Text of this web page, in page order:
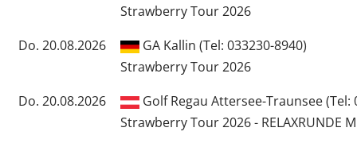
Strawberry Tour 2026
Do. 20.08.2026
GA Kallin (Tel: 033230-8940)
Strawberry Tour 2026
Do. 20.08.2026
Golf Regau Attersee-Traunsee (Tel:
Strawberry Tour 2026 - RELAXRUNDE